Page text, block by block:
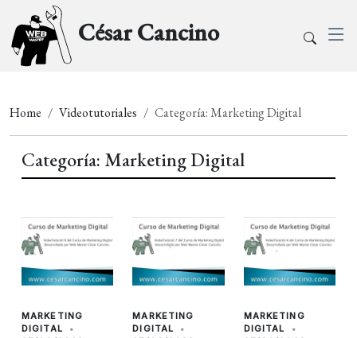
César Cancino
Home Videotutoriales Categoría: Marketing Digital
Categoría: Marketing Digital
MARKETING
DIGITAL
•
MARKETING
DIGITAL
•
MARKETING
DIGITAL
•